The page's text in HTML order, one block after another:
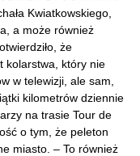
Kwiatkowskiego,
a może również
że
kolarstwa, który nie
w telewizji, ale sam,
kilometrów dziennie
na trasie Tour de
o tym, że peleton
miasto. – To również